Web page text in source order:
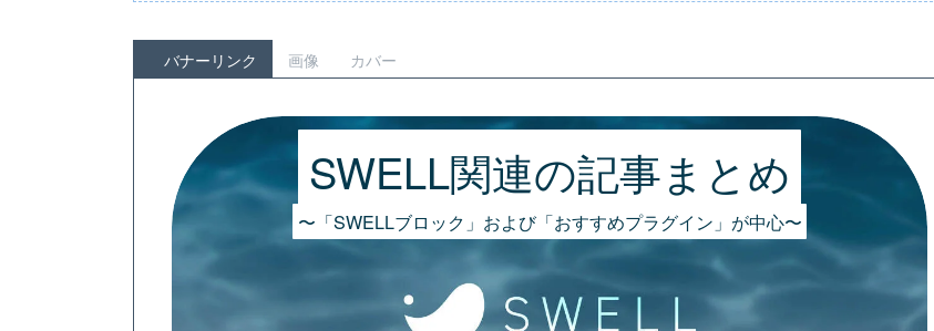
バナーリンク 画像 カバー
SWELL関連の記事まとめ
〜「SWELLブロック」および「おすすめプラグイン」が中心〜